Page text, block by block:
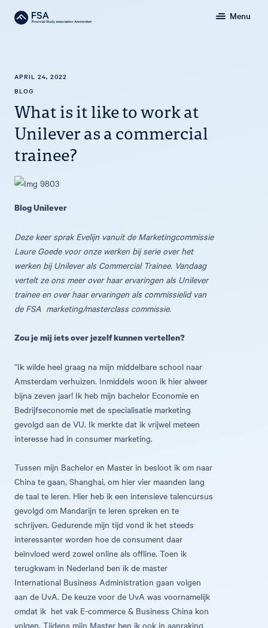
Menu
APRIL 24, 2022
BLOG
What is it like to work at
Unilever as a commercial
trainee?
Blog Unilever
Deze keer sprak Evelijn vanuit de Marketingcommissie
Laure Goede voor onze werken bij serie over het
werken bij Unilever als Commercial Trainee. Vandaag
vertelt ze ons meer over haar ervaringen als Unilever
trainee en over haar ervaringen als commissielid van
de FSA marketing/masterclass commissie.
Zou je mij iets over jezelf kunnen vertellen?
“Ik wilde heel graag na mijn middelbare school naar
Amsterdam verhuizen. Inmiddels woon ik hier alweer
bijna zeven jaar! Ik heb mijn bachelor Economie en
Bedrijfseconomie met de specialisatie marketing
gevolgd aan de VU. Ik merkte dat ik vrijwel meteen
interesse had in consumer marketing.
Tussen mijn Bachelor en Master in besloot ik om naar
China te gaan, Shanghai, om hier vier maanden lang
de taal te leren. Hier heb ik een intensieve talencursus
gevolgd om Mandarijn te leren spreken en te
schrijven. Gedurende mijn tijd vond ik het steeds
interessanter worden hoe de consument daar
beïnvloed werd zowel online als offline. Toen ik
terugkwam in Nederland ben ik de master
International Business Administration gaan volgen
aan de UvA. De keuze voor de UvA was voornamelijk
omdat ik het vak E-commerce & Business China kon
volgen. Tijdens mijn Master ben ik ook in aanraking